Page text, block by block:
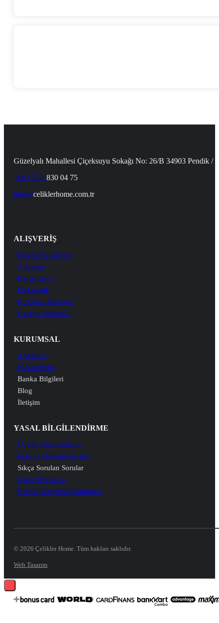
Güzelyalı Mahallesi Çiçeksuyu Sokağı No: 26/B 34903 Pendik /
+90 (553) 830 04 75
info@celiklerhome.com.tr
ALIŞVERİŞ
Küçük Ev Aletleri
Ankastre
Beyaz Eşya
Elektronik
Kurutma Makinesi
Bulaşık Makinesi
KURUMSAL
Anasayfa
Hakkımızda
Banka Bilgileri
Blog
İletişim
YASAL BİLGİLENDİRME
Üyelik Bilgilendirme
İade ve Değişim Şartları
Sıkça Sorulan Sorular
Çerez Politikası
Kişisel Verilerin Korunması
© 2026 Çelikler Home. Tüm hakları saklıdır.
Web Tasarım